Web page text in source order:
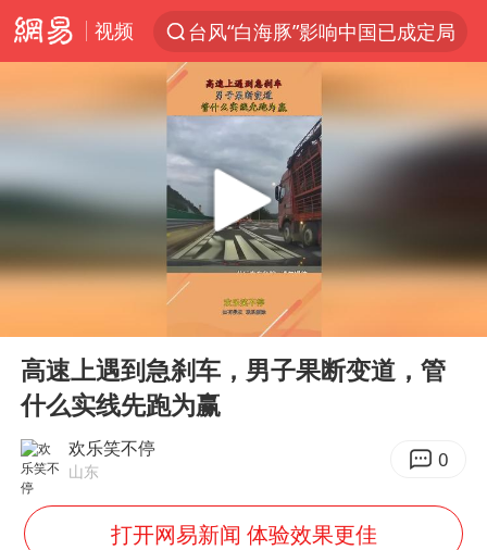
视频
台风“白海豚”影响中国已成定局
聚“绿”成势，结构转型活力足
部分美国AI模型被指持续实施有害行为
印度暴发金迪普拉病毒
杭州一小区17楼玻璃幕墙爆裂
律师称“梅姨”若满75岁或不适用死刑
陕西柞水突发泥石流致1死2失联
“梅姨”准确年龄仍未知
顾客称吃炭火烤肉商家收10元炭火费
Play
高速上遇到急刹车，男子果断变道，管
什么实线先跑为赢
欢乐笑不停
山东 0
打开网易新闻 体验效果更佳